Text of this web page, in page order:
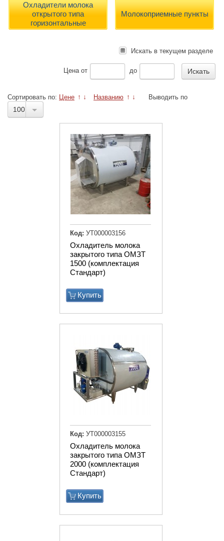
Охладители молока
открытого типа
горизонтальные
Молокоприемные пункты
Искать в текущем разделе
Ценаот до
Сортировать по: Цене ↑ ↓ Названию ↑ ↓ Выводить по
100
Охладитель молока
закрытого типа ОМЗТ
1500 (комплектация
Стандарт)
Купить
Код: УТ000003156
Охладитель молока
закрытого типа ОМЗТ
2000 (комплектация
Стандарт)
Купить
Код: УТ000003155